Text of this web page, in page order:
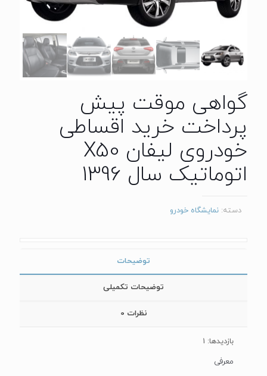
گواهی موقت پیش
پرداخت خرید اقساطی
خودروی لیفان X50
اتوماتیک سال 1396
دسته: نمایشگاه خودرو
توضیحات
توضیحات تکمیلی
نظرات 0
بازدیدها: 1
معرفی